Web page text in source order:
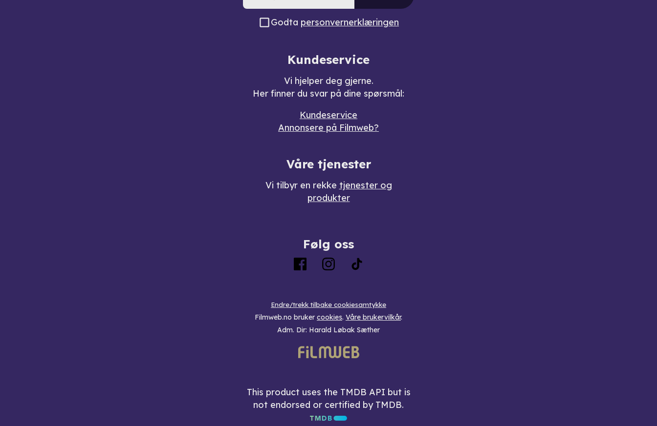
Godta personvernerklæringen
Kundeservice
Vi hjelper deg gjerne.
Her finner du svar på dine spørsmål:
Kundeservice
Annonsere på Filmweb?
Våre tjenester
Vi tilbyr en rekke tjenester og
produkter
Følg oss
Endre/trekk tilbake cookiesamtykke
Filmweb.no bruker cookies. Våre brukervilkår.
Adm. Dir: Harald Løbak Sæther
This product uses the TMDB API but is
not endorsed or certified by TMDB.